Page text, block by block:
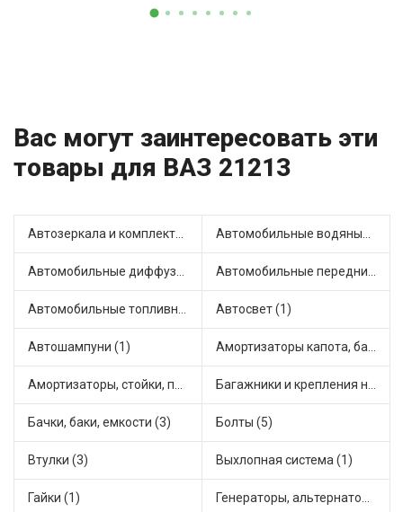
Вас могут заинтересовать эти
товары для ВАЗ 21213
Автозеркала и комплектующие (2) Автомобильные водяные насосы (7)
Автомобильные диффузоры и вентиляторы (1) Автомобильные передние фары (3)
Автомобильные топливные насосы (1) Автосвет (1)
Автошампуни (1) Амортизаторы капота, багажника (5)
Амортизаторы, стойки, подушки стоек (11) Багажники и крепления на крышу (1)
Бачки, баки, емкости (3) Болты (5)
Втулки (3) Выхлопная система (1)
Гайки (1) Генераторы, альтернаторы и комплектующие (19)